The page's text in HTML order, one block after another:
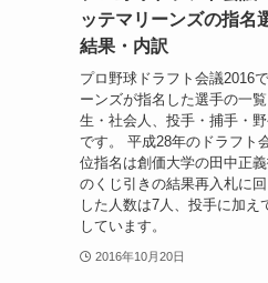
ッテマリーンズの指名
結果・内訳
プロ野球ドラフト会議2016
ーンズが指名した選手の一
生・社会人、投手・捕手・
です。 平成28年のドラフト
位指名は創価大学の田中正
のくじ引きの結果再入札に
した人数は7人、投手に加え
しています。
2016年10月20日